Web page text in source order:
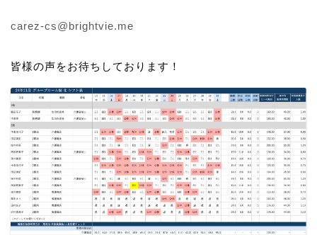
carez-cs@brightvie.me
皆様の声をお待ちしております！